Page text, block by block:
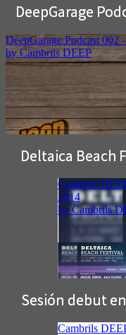
DeepGarage
Deltaica Beach
Sesión debut